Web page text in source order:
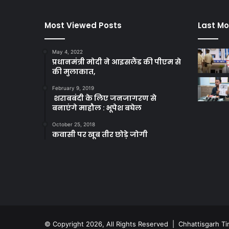
Most Viewed Posts
May 4, 2022
प्रधानमंत्री मोदी ने आइसलैंड की पीएम से
की मुलाकात,
February 9, 2019
शराबबंदी के लिए जनजागरण से
बनाएंगे माहौल : भूपेश बघेल
October 25, 2018
कवासी पर खूब तीर छोड़े जोगी
Last
© Copyright 2026, All Rights Reserved | Chhattisgarh